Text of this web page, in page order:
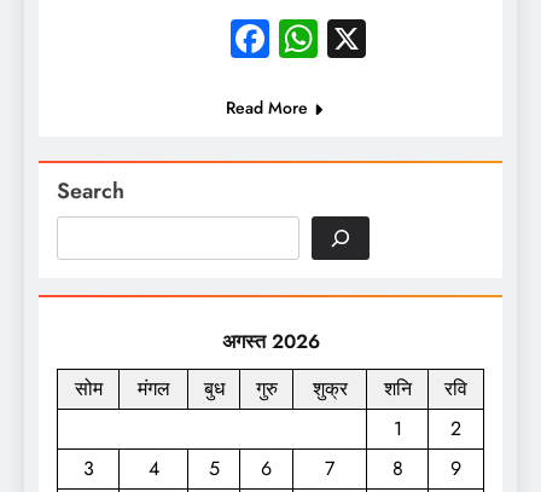
Facebook
WhatsApp
X
Read More
Search
अगस्त 2026
सोम
मंगल बुध गुरु शुक्र शनि
रवि
1
2
3
4 5 6 7 8
9